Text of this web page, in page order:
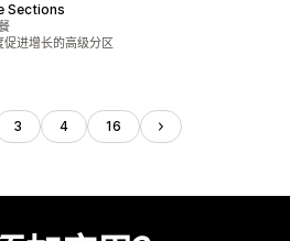
Sections
促进增长的高级分区
3 4 16